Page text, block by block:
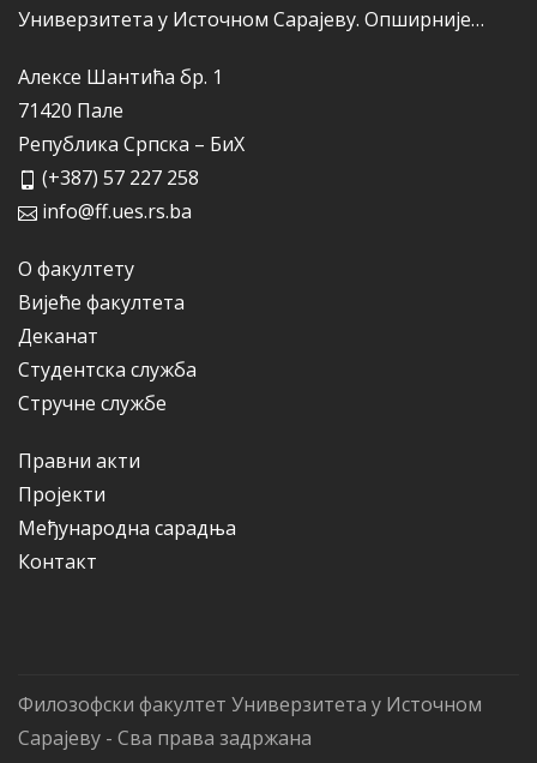
Универзитета у Источном Сарајеву. Опширније…
Алексе Шантића бр. 1
71420 Пале
Република Српска – БиХ
(+387) 57 227 258
info@ff.ues.rs.ba
О факултету
Вијеће факултета
Деканат
Студентска служба
Стручне службе
Правни акти
Пројекти
Међународна сарадња
Контакт
Филозофски факултет Универзитета у Источном
Сарајеву - Сва права задржана